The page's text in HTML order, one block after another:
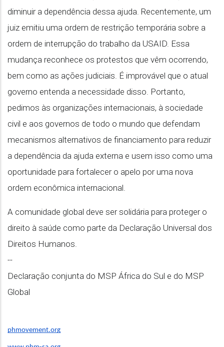
diminuir a dependência dessa ajuda. Recentemente, um
juiz emitiu uma ordem de restrição temporária sobre a
ordem de interrupção do trabalho da USAID. Essa
mudança reconhece os protestos que vêm ocorrendo,
bem como as ações judiciais. É improvável que o atual
governo entenda a necessidade disso. Portanto,
pedimos às organizações internacionais, à sociedade
civil e aos governos de todo o mundo que defendam
mecanismos alternativos de financiamento para reduzir
a dependência da ajuda externa e usem isso como uma
oportunidade para fortalecer o apelo por uma nova
ordem econômica internacional.
A comunidade global deve ser solidária para proteger o
direito à saúde como parte da Declaração Universal dos
Direitos Humanos.
--
Declaração conjunta do MSP África do Sul e do MSP
Global
phmovement.org